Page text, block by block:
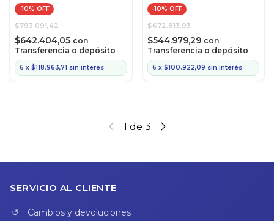
-10% OFF
$793.091,42
$642.404,05 con
Transferencia o depósito
6 x $118.963,71 sin interés
-10% OFF
$672.813,93
$544.979,29 con
Transferencia o depósito
6 x $100.922,09 sin interés
1 de 3
SERVICIO AL CLIENTE
Cambios y devoluciones